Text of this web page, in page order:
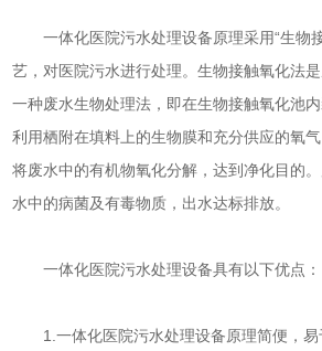
一体化医院污水处理设备原理采用“生物
艺，对医院污水进行处理。生物接触氧化法
一种废水生物处理法，即在生物接触氧化池
利用栖附在填料上的生物膜和充分供应的氧
将废水中的有机物氧化分解，达到净化目的
水中的病菌及有毒物质，出水达标排放。
一体化医院污水处理设备具有以下优点：
1.一体化医院污水处理设备原理简便，易